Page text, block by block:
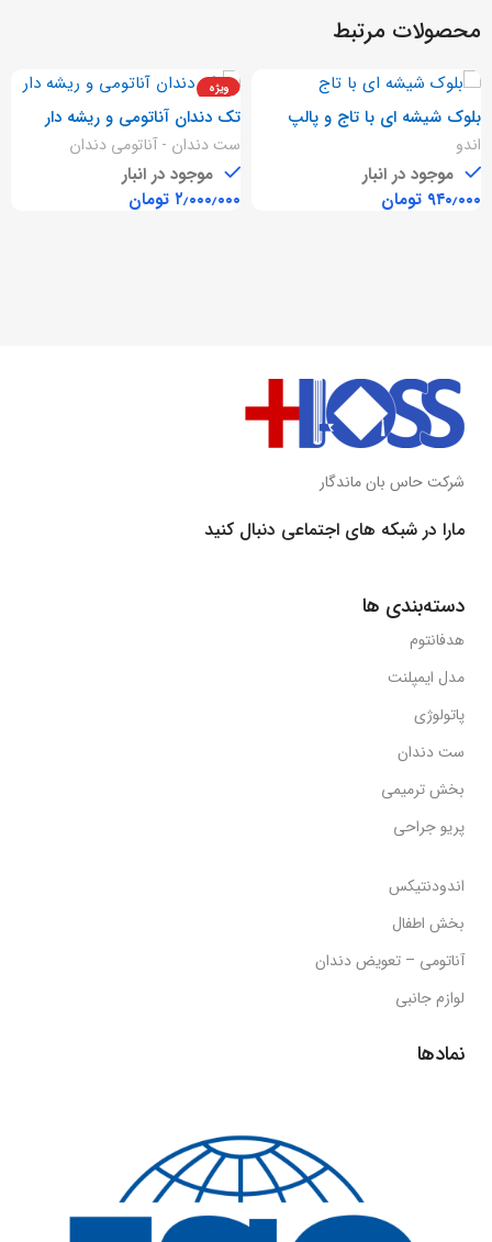
محصولات مرتبط
بلوک شیشه ای با تاج و پالپ
چمبر
اندو
موجود در انبار
تومان
ویژه
تک دندان آناتومی و ریشه دار
ست دندان - آناتومی دندان
موجود در انبار
تومان
شرکت حاس بان ماندگار
مارا در شبکه های اجتماعی دنبال کنید
دسته‌بندی ها
هدفانتوم
مدل ایمپلنت
پاتولوژی
ست دندان
بخش ترمیمی
پریو جراحی
اندودنتیکس
بخش اطفال
آناتومی – تعویض دندان
لوازم جانبی
نمادها